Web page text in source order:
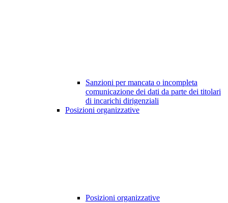
Sanzioni per mancata o incompleta
comunicazione dei dati da parte dei titolari
di incarichi dirigenziali
Posizioni organizzative
Posizioni organizzative